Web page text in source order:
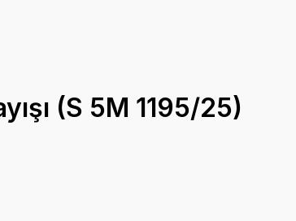
(S 5M 1195/25)